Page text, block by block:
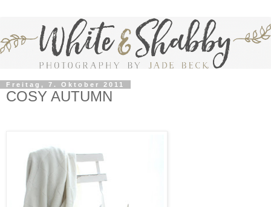
Freitag, 7. Oktober 2011
COSY AUTUMN